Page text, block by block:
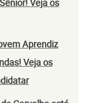
Aprendiz
Veja os